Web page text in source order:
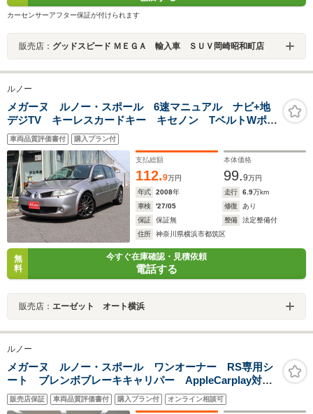
カーセンサーアフター保証が付けられます
販売店： グッドスピード ＭＥＧＡ 輸入車 ＳＵＶ岡崎昭和町店
ルノー
メガーヌ ルノー・スポール 6速マニュアル ナビ+地
デジTV キーレスカードキー キセノン TベルトWポン
プ交換済
車両品質評価書付 購入プラン付
支払総額
112.9万円
本体価格
99.9万円
年式
2008年 走行 6.9万km
車検
'27/05 修復
あり
保証
保証無 整備
法定整備付
住所
神奈川県横浜市都筑区
無
料
今すぐ在庫確認・見積依頼
電話する
販売店： エーゼット オート横浜
ルノー
メガーヌ ルノー・スポール ワンオーナー RS専用シ
ート ブレンボブレーキキャリパー AppleCarplay対
応 Bluetooth接続 LEDヘッドライト ACC 前面衝突
警報 バックカメラ
販売店保証 車両品質評価書付 購入プラン付 オンライン相談可